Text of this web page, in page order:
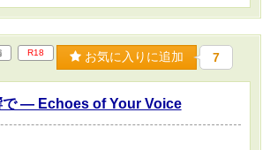
R18 お気に入りに追加 7
で — Echoes of Your Voice